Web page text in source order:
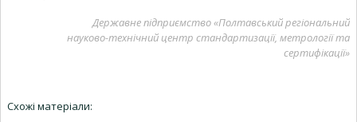
Державне підприємство «Полтавський регіональний
науково-технічний центр стандартизації, метрології та
сертифікації»
Схожі матеріали: